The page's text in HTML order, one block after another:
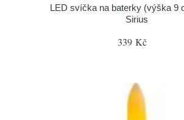
LED svíčka na baterky (výška 9
Sirius
339 Kč